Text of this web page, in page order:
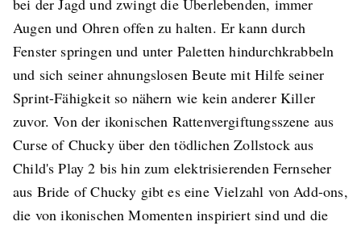
Augen und Ohren offen zu halten. Er kann durch
Fenster springen und unter Paletten hindurchkrabbeln
und sich seiner ahnungslosen Beute mit Hilfe seiner
Sprint-Fähigkeit so nähern wie kein anderer Killer
zuvor. Von der ikonischen Rattenvergiftungsszene aus
Curse of Chucky über den tödlichen Zollstock aus
Child's Play 2 bis hin zum elektrisierenden Fernseher
aus Bride of Chucky gibt es eine Vielzahl von Add-ons,
die von ikonischen Momenten inspiriert sind und die